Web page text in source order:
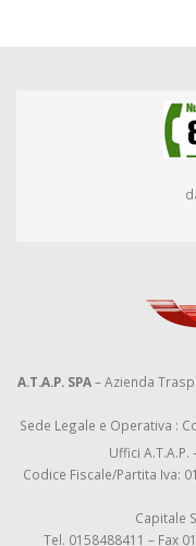
A.T.A.P. SPA– Azienda
Sede Legale e Operativa :
Uffici
Codice Fiscale/Partita Iva:
Capitale
Tel. 0158488411 – Fax